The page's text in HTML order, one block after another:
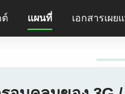
ต์ แผนที่ เอกสารเผย